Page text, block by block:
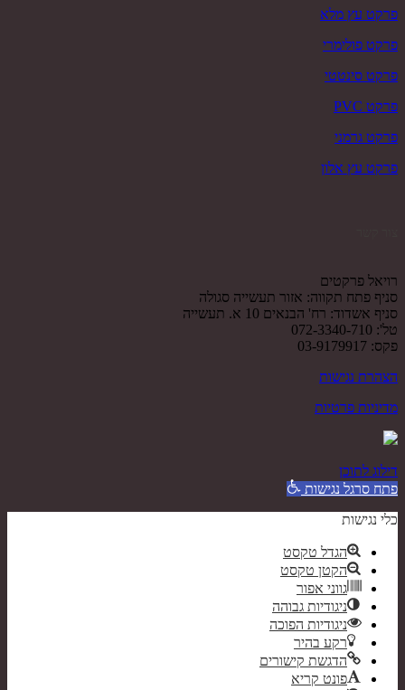
פרקט עץ מלא
פרקט פולימרי
פרקט סינטטי
פרקט PVC
פרקט גרמני
פרקט עץ אלון
רויאל פרקטים
סניף פתח תקווה: אזור תעשייה סגולה
סניף אשדוד: רח' הבנאים 10 א. תעשייה
טל': 072-3340-710
פקס: 03-9179917
הצהרת נגישות
מדיניות פרטיות
דילוג לתוכן
פתח סרגל נגישות
כלי נגישות
הגדל טקסט
הקטן טקסט
גווני אפור
ניגודיות גבוהה
ניגודיות הפוכה
רקע בהיר
הדגשת קישורים
פונט קריא